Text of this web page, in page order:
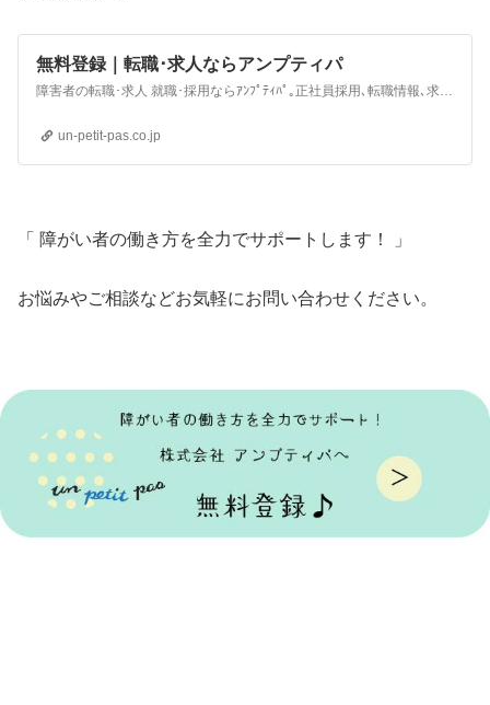
無料登録｜転職･求人ならアンプティパ
障害者の転職･求人 就職･採用ならｱﾝﾌﾟﾃｨﾊﾟ｡正社員採用､転職情報､求人紹介､人材雇用･就労支援を行い､年齢･給料･履歴書･面接の相談までｻﾎﾟｰﾄ｡障害者採用､障害者枠､障害者手帳､等級､求人ｻｲﾄ､転職ｻｲﾄおすすめ､ﾊﾛｰﾜｰｸ､東京都､神奈川､埼玉､千葉｡
un-petit-pas.co.jp
「 障がい者の働き方を全力でサポートします！ 」
お悩みやご相談などお気軽にお問い合わせください。